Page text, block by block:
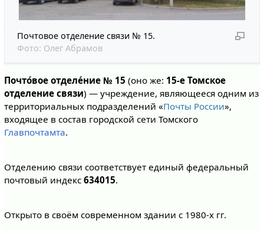
Почтовое отделение связи № 15.
Фото: Олег Абрамов
Почто́вое отделе́ние № 15 (оно же: 15-е Томское
отделение связи) — учреждение, являющееся одним из
территориальных подразделений «Почты России»,
входящее в состав городской сети Томского
Главпочтамта.
Отделению связи соответствует единый федеральный
почтовый индекс 634015.
Открыто в своём современном здании с 1980-х гг.